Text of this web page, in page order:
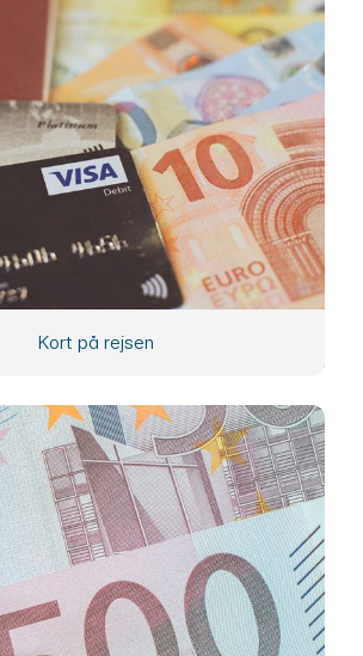
Kort på rejsen